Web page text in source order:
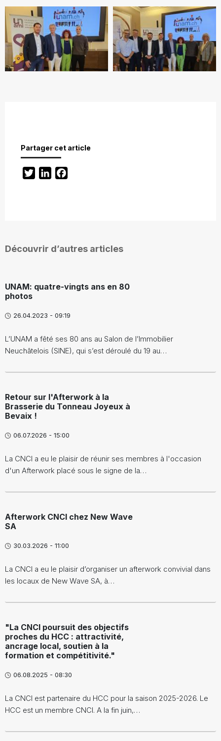
Partager cet article
TwitterLinkedIn
Découvrir d’autres articles
UNAM: quatre-vingts ans en 80
photos
26.04.2023 - 09:19
L’UNAM a fêté ses 80 ans au Salon de l’Immobilier
Neuchâtelois (SINE), qui s’est déroulé du 19 au…
Retour sur l'Afterwork à la
Brasserie du Tonneau Joyeux à
Bevaix !
06.07.2026 - 15:00
La CNCI a eu le plaisir de réunir ses membres à l'occasion
d'un Afterwork placé sous le signe de la…
Afterwork CNCI chez New Wave
SA
30.03.2026 - 11:00
La CNCI a eu le plaisir d’organiser un afterwork convivial dans
les locaux de New Wave SA, à…
"La CNCI poursuit des objectifs
proches du HCC : attractivité,
ancrage local, soutien à la
formation et compétitivité."
06.08.2025 - 08:30
La CNCI est partenaire du HCC pour la saison 2025-2026. Le
HCC est un membre CNCI. A la fin juin,…